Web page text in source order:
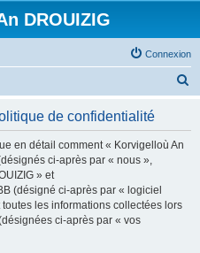
DROUIZIG
Connexion
de confidentialité
en détail comment « Korvigelloù An
ci-après par « nous »,
» et
(désigné ci-après par « logiciel
les informations collectées lors
ci-après par « vos